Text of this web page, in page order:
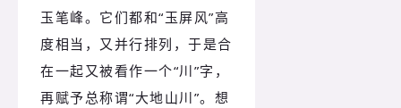
玉笔峰。它们都和“玉屏风”高
度相当，又并行排列，于是合
在一起又被看作一个“川”字，
再赋予总称谓“大地山川”。想